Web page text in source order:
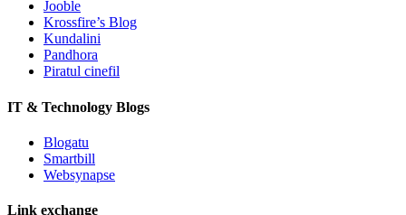
Jooble
Krossfire’s Blog
Kundalini
Pandhora
Piratul cinefil
IT & Technology Blogs
Blogatu
Smartbill
Websynapse
Link exchange